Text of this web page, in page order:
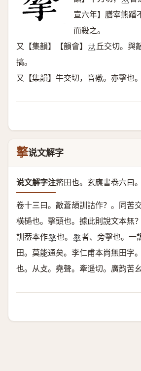
宣六年】膳宰熊蹯
而殺之。
又【集韻】【韻會】 𠀤丘交切。與
搞。
又【集韻】牛交切，音䃝。亦擊也
摮说文解字
说文解字注䚫田也。 玄應書卷六曰
卷十三曰。㪣蒼頡訓詁作？。同苦
橫檛也。擊頭也。據此則說文本無
訓葢本作𢶡 也。 𢶡 者、旁擊也。一
田。莫能通矣。李仁甫本尚無田字
也。 从攴。堯聲。 牽遥切。廣韵苦